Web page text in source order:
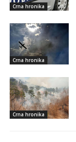
Crna hronika
Crna hronika
Crna hronika